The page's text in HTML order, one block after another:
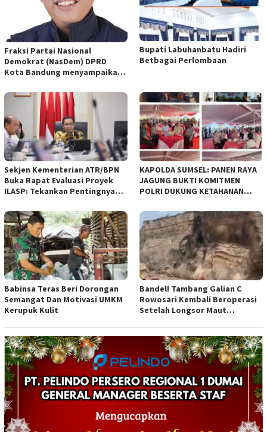
Fraksi Partai Nasional
Demokrat (NasDem) DPRD
Kota Bandung menyampaikan
empat Rancangan Peraturan
Daerah (Raperda) yang
diajukan Pemerintah Kota
Bandung
Bupati Labuhanbatu Hadiri
Betbagai Perlombaan
Sekjen Kementerian ATR/BPN
Buka Rapat Evaluasi Proyek
ILASP: Tekankan Pentingnya
Anggaran
KAPOLDA SUMSEL: PANEN RAYA
JAGUNG BUKTI KOMITMEN
POLRI DUKUNG KETAHANAN
Babinsa Teras Beri Dorongan
Semangat Dan Motivasi UMKM
Kerupuk Kulit
Bandel! Tambang Galian C
Rowosari Kembali Beroperasi
Setelah Longsor Maut